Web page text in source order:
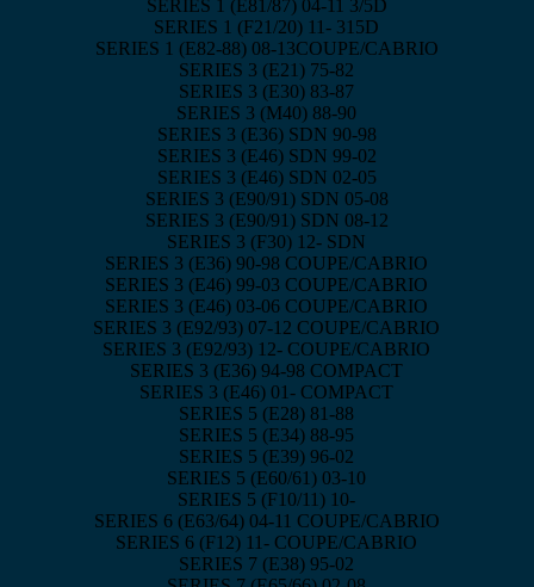
SERIES 1 (E81/87) 04-11 3/5D
SERIES 1 (F21/20) 11- 315D
SERIES 1 (E82-88) 08-13COUPE/CABRIO
SERIES 3 (E21) 75-82
SERIES 3 (E30) 83-87
SERIES 3 (M40) 88-90
SERIES 3 (E36) SDN 90-98
SERIES 3 (E46) SDN 99-02
SERIES 3 (E46) SDN 02-05
SERIES 3 (E90/91) SDN 05-08
SERIES 3 (E90/91) SDN 08-12
SERIES 3 (F30) 12- SDN
SERIES 3 (E36) 90-98 COUPE/CABRIO
SERIES 3 (E46) 99-03 COUPE/CABRIO
SERIES 3 (E46) 03-06 COUPE/CABRIO
SERIES 3 (E92/93) 07-12 COUPE/CABRIO
SERIES 3 (E92/93) 12- COUPE/CABRIO
SERIES 3 (E36) 94-98 COMPACT
SERIES 3 (E46) 01- COMPACT
SERIES 5 (E28) 81-88
SERIES 5 (E34) 88-95
SERIES 5 (E39) 96-02
SERIES 5 (E60/61) 03-10
SERIES 5 (F10/11) 10-
SERIES 6 (E63/64) 04-11 COUPE/CABRIO
SERIES 6 (F12) 11- COUPE/CABRIO
SERIES 7 (E38) 95-02